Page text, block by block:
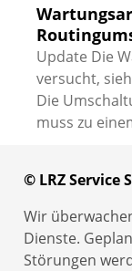
Update Die
versucht,
Die
muss zu
Behoben
© LRZ Service
Wir
Dienste.
Störungen